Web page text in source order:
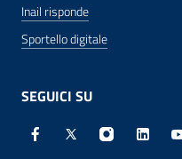
Inail risponde
Sportello digitale
SEGUICI SU
Facebook - Sito
X - Sito esterno
Instagram